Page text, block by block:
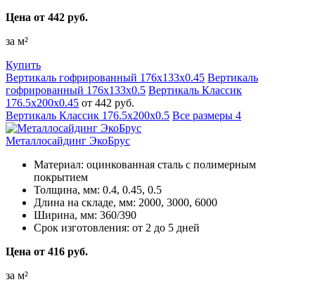
Цена от 442 руб.
за м²
Купить
Вертикаль гофрированный 176х133х0.45 Вертикаль
гофрированный 176х133х0.5 Вертикаль Классик
176.5х200х0.45 от 442 руб.
Вертикаль Классик 176.5х200х0.5 Все размеры 4
Металлосайдинг ЭкоБрус
Материал: оцинкованная сталь с полимерным
покрытием
Толщина, мм: 0.4, 0.45, 0.5
Длина на складе, мм: 2000, 3000, 6000
Ширина, мм: 360/390
Срок изготовления: от 2 до 5 дней
Цена от 416 руб.
за м²